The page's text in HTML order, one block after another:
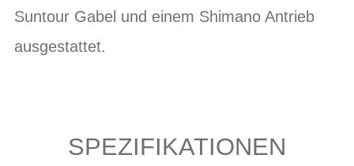
Suntour Gabel und einem Shimano Antrieb
ausgestattet.
SPEZIFIKATIONEN